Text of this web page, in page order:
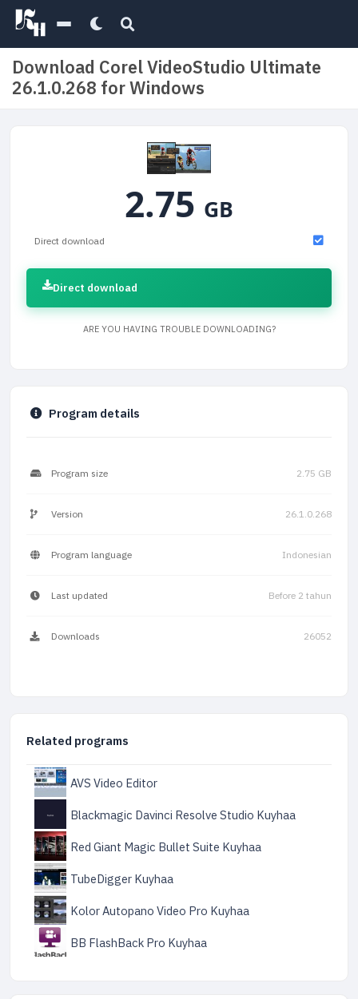
Download Corel VideoStudio Ultimate
26.1.0.268 for Windows
2.75 GB
Direct download
Direct download
ARE YOU HAVING TROUBLE DOWNLOADING?
Program details
Program size 2.75 GB
Version 26.1.0.268
Program language Indonesian
Last updated Before 2 tahun
Downloads 26052
Related programs
AVS Video Editor
Blackmagic Davinci Resolve Studio Kuyhaa
Red Giant Magic Bullet Suite Kuyhaa
TubeDigger Kuyhaa
Kolor Autopano Video Pro Kuyhaa
BB FlashBack Pro Kuyhaa